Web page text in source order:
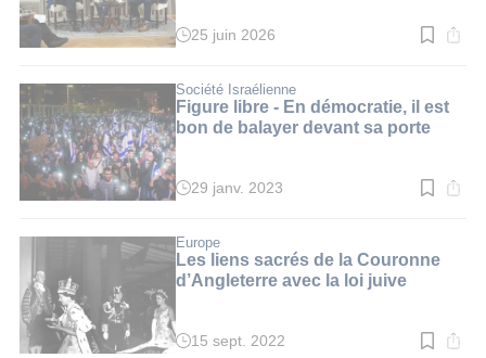
Temps
:
3
min.
25 juin 2026
Société Israélienne
Figure libre - En démocratie, il est
bon de balayer devant sa porte
Temps
:
9
min.
29 janv. 2023
Europe
Les liens sacrés de la Couronne
d’Angleterre avec la loi juive
Temps
15 sept. 2022